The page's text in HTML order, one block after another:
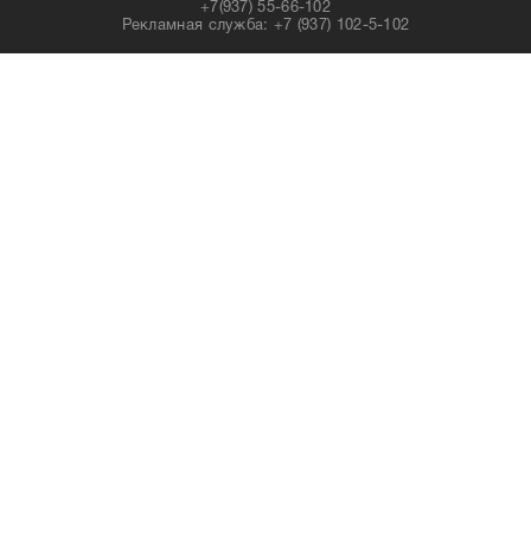
+7(937) 55-66-102
Рекламная служба: +7 (937) 102-5-102